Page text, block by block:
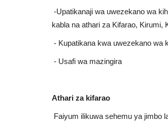
-Upatikanaji wa uwezekano wa
kabla na athari za Kifarao, Kirumi,
- Kupatikana kwa uwezekano wa
- Usafi wa mazingira
Athari za kifarao
Faiyum ilikuwa sehemu ya jimbo